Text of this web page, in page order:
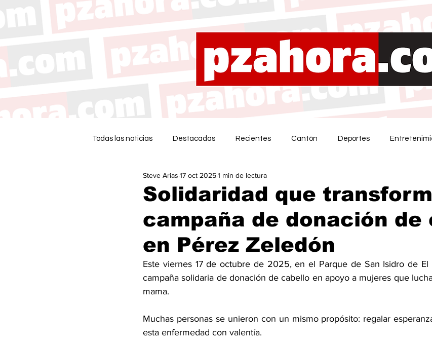
Todas las noticias Destacadas Recientes Cantón Deportes
Solidaridad que
campaña de donación de
en Pérez Zeledón
Steve Arias 17 oct 20251 min de lectura
Este viernes 17 de octubre de 2025, en el Parque de San Isidro de El
campaña solidaria de donación de cabello en apoyo a mujeres que
mama.
Muchas personas se unieron con un mismo propósito: regalar
esta enfermedad con valentía.